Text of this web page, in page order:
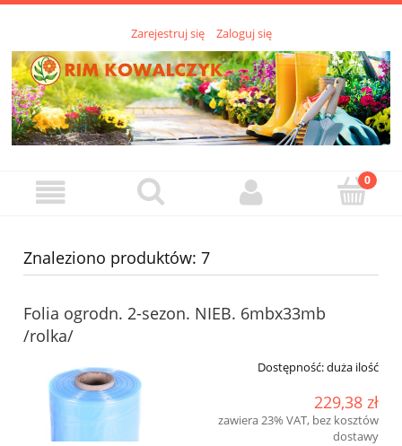
Zarejestruj się Zaloguj się
Znaleziono produktów: 7
Folia ogrodn. 2-sezon. NIEB. 6mbx33mb
/rolka/
Dostępność:duża ilość
229,38 zł
zawiera 23% VAT, bez kosztów
dostawy